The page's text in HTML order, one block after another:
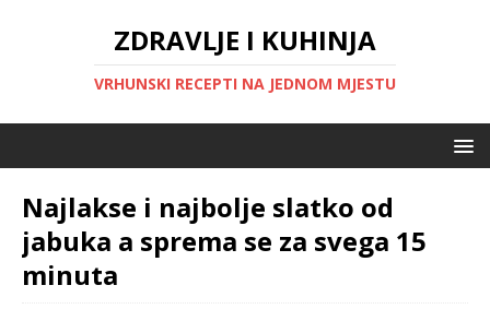
ZDRAVLJE I KUHINJA
VRHUNSKI RECEPTI NA JEDNOM MJESTU
Najlakse i najbolje slatko od
jabuka a sprema se za svega 15
minuta